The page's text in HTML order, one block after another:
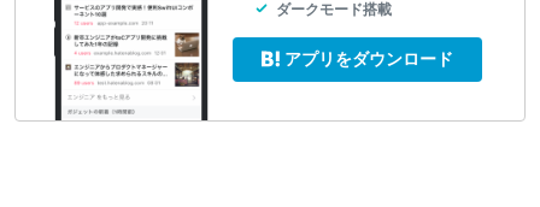
ダークモード搭載
アプリをダウンロード